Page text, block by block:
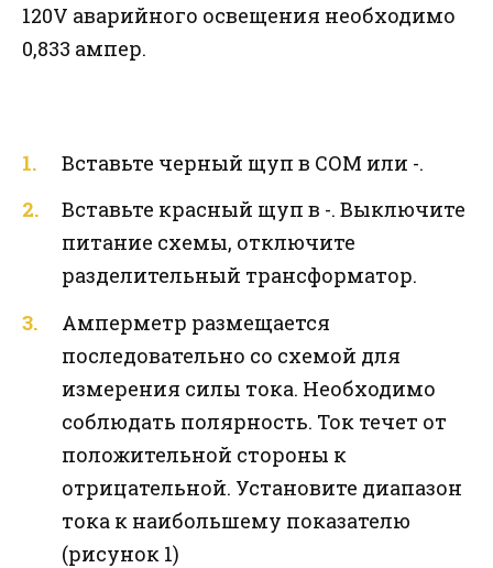
120V аварийного освещения необходимо
0,833 ампер.
Вставьте черный щуп в СОМ или -.
Вставьте красный щуп в -. Выключите
питание схемы, отключите
разделительный трансформатор.
Амперметр размещается
последовательно со схемой для
измерения силы тока. Необходимо
соблюдать полярность. Ток течет от
положительной стороны к
отрицательной. Установите диапазон
тока к наибольшему показателю
(рисунок 1)